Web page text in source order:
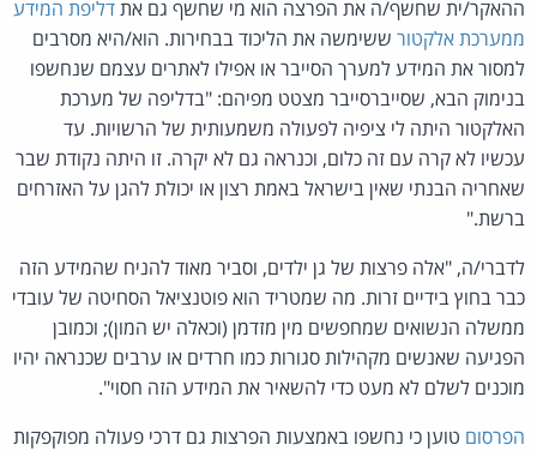
ההאקר/ית שחשף/ה את הפרצה הוא מי שחשף גם אתדליפת המידע
ממערכת אלקטור ששימשה את הליכוד בבחירות. הוא/היא מסרבים
למסור את המידע למערך הסייבר או אפילו לאתרים עצמם שנחשפו
בנימוק הבא, שסייברסייבר מצטט מפיהם: "בדליפה של מערכת
האלקטור היתה לי ציפיה לפעולה משמעותית של הרשויות. עד
עכשיו לא קרה עם זה כלום, וכנראה גם לא יקרה. זו היתה נקודת שבר
שאחריה הבנתי שאין בישראל באמת רצון או יכולת להגן על האזרחים
ברשת."
לדברי/ה, "אלה פרצות של גן ילדים, וסביר מאוד להניח שהמידע הזה
כבר בחוץ בידיים זרות. מה שמטריד הוא פוטנציאל הסחיטה של עובדי
ממשלה הנשואים שמחפשים מין מזדמן (וכאלה יש המון); וכמובן
הפגיעה שאנשים מקהילות סגורות כמו חרדים או ערבים שכנראה יהיו
מוכנים לשלם לא מעט כדי להשאיר את המידע הזה חסוי".
הפרסום טוען כי נחשפו באמצעות הפרצות גם דרכי פעולה מפוקפקות